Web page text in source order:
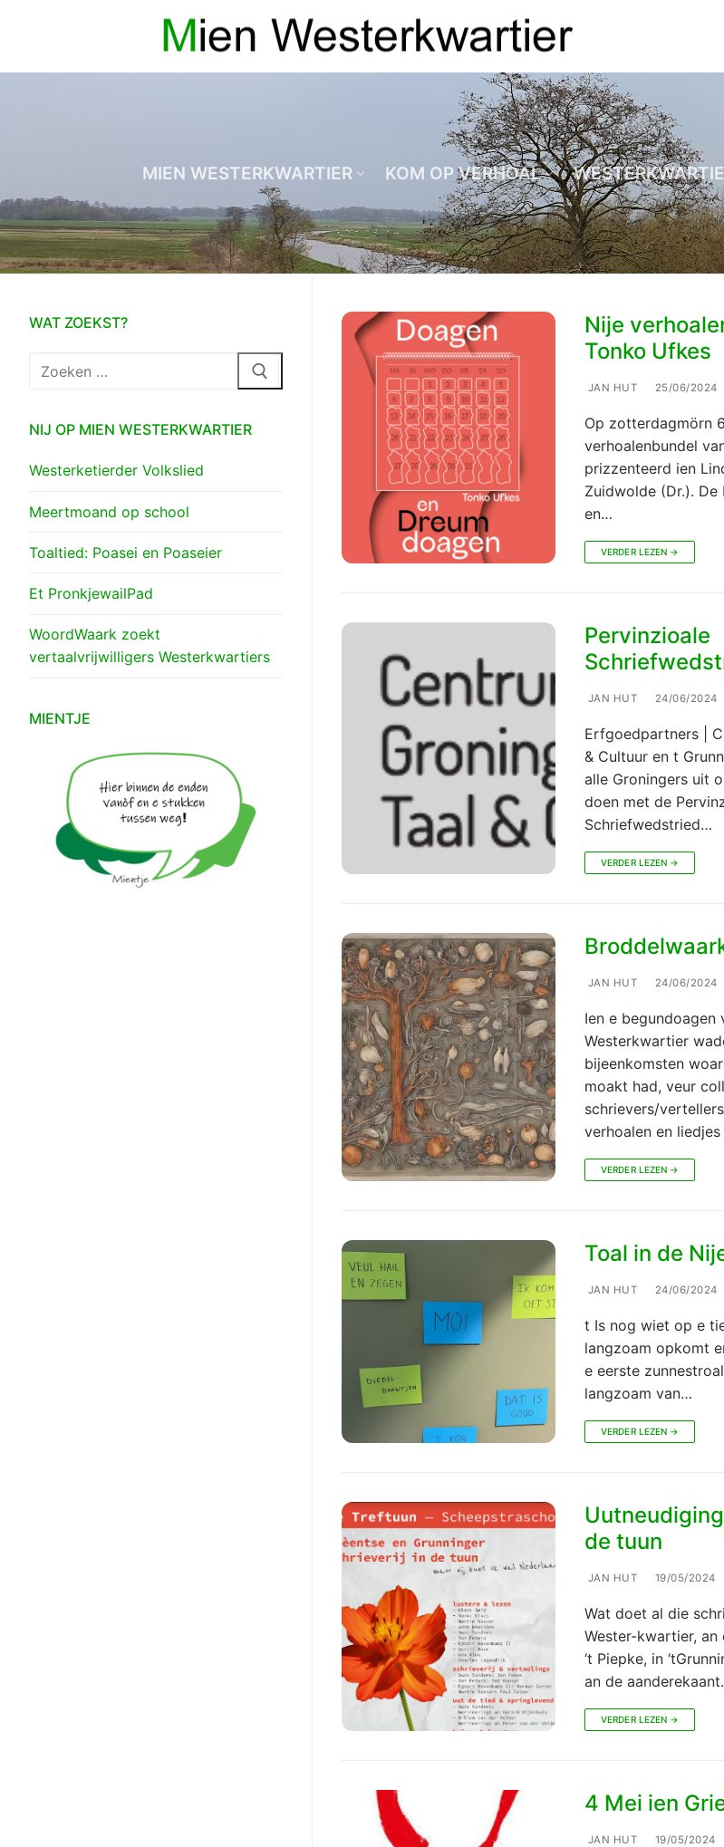
inhoud
MIEN WESTERKWARTIER KOM OP VERHOAL
Nije
Tonko Ufkes
JAN HUT 25/06/2024
Op zotterdagmörn
verhoalenbundel
prizzenteerd ien
Zuidwolde (Dr.). De
en…
VERDER LEZEN →
Pervinzioale
JAN HUT 24/06/2024
Erfgoedpartners |
& Cultuur en t
alle Groningers uit
doen met de
Schriefwedstried…
VERDER LEZEN →
JAN HUT 24/06/2024
Ien e begundoagen
Westerkwartier
bijeenkomsten
moakt had, veur
schrievers/
verhoalen en
VERDER LEZEN →
Toal in de
JAN HUT 24/06/2024
t Is nog wiet op e
langzoam opkomt
e eerste
langzoam van…
VERDER LEZEN →
de tuun
JAN HUT 19/05/2024
Wat doet al die
Wester-kwartier, an
‘t Piepke, in
an de
VERDER LEZEN →
4 Mei ien
JAN HUT 19/05/2024
WAT ZOEKST?
Zoeken
NIJ OP MIEN WESTERKWARTIER
Westerketierder Volkslied
Meertmoand op school
Toaltied: Poasei en Poaseier
Et PronkjewailPad
WoordWaark zoekt
vertaalvrijwilligers Westerkwartiers
MIENTJE